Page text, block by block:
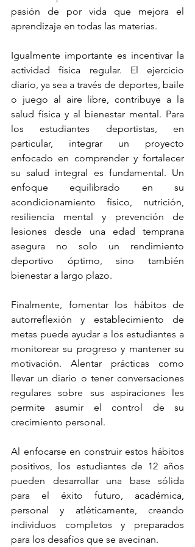
pasión de por vida que mejora el
aprendizaje en todas las materias.
Igualmente importante es incentivar la
actividad física regular. El ejercicio
diario, ya sea a través de deportes, baile
o juego al aire libre, contribuye a la
salud física y al bienestar mental. Para
los estudiantes deportistas, en
particular, integrar un proyecto
enfocado en comprender y fortalecer
su salud integral es fundamental. Un
enfoque equilibrado en su
acondicionamiento físico, nutrición,
resiliencia mental y prevención de
lesiones desde una edad temprana
asegura no solo un rendimiento
deportivo óptimo, sino también
bienestar a largo plazo.
Finalmente, fomentar los hábitos de
autorreflexión y establecimiento de
metas puede ayudar a los estudiantes a
monitorear su progreso y mantener su
motivación. Alentar prácticas como
llevar un diario o tener conversaciones
regulares sobre sus aspiraciones les
permite asumir el control de su
crecimiento personal.
Al enfocarse en construir estos hábitos
positivos, los estudiantes de 12 años
pueden desarrollar una base sólida
para el éxito futuro, académica,
personal y atléticamente, creando
individuos completos y preparados
para los desafíos que se avecinan.